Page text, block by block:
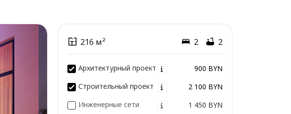
216 м² 2 2
Архитектурный проект
900 BYN
Строительный проект
2 100 BYN
Инженерные сети
1 450 BYN